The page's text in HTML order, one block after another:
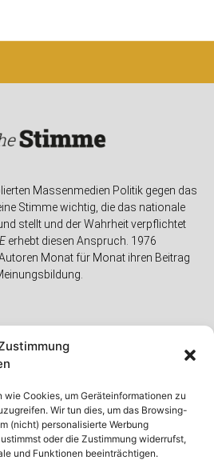
Cookies, um Geräteinformationen zu
Wir tun dies, um das Browsing-
(nicht) personalisierte Werbung
oder die Zustimmung widerrufst,
und Funktionen beeinträchtigen.
Massenmedien Politik gegen das
Stimme wichtig, die das nationale
stellt und der Wahrheit verpflichtet
erhebt diesen Anspruch. 1976
Monat für Monat ihren Beitrag
Rechtliches
Rechtliche Hinweise
Impressum
Datenschutzerklärung